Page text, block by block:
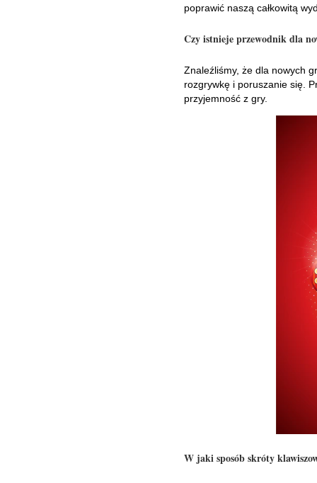
poprawić naszą całkowitą
Czy istnieje przewodnik dla
Znaleźliśmy, że dla nowych
rozgrywkę i poruszanie się.
przyjemność z gry.
W jaki sposób skróty